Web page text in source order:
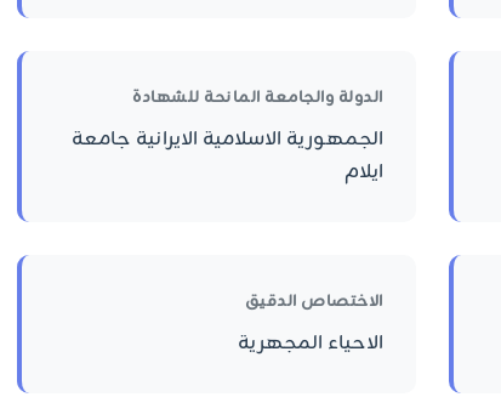
الدولة والجامعة المانحة للشهادة
الجمهورية الاسلامية الايرانية جامعة
ايلام
الاختصاص الدقيق
الاحياء المجهرية